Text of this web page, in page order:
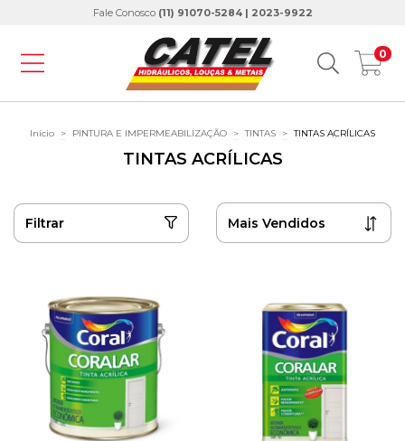
Fale Conosco (11) 91070-5284 | 2023-9922
0
Início > PINTURA E IMPERMEABILIZAÇÃO > TINTAS > TINTAS ACRÍLICAS
TINTAS ACRÍLICAS
Filtrar